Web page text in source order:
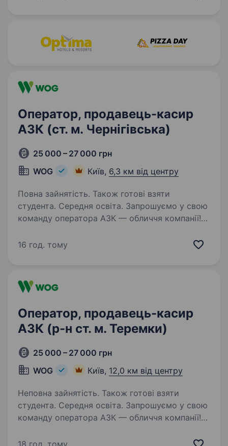
Оператор, продавець-касир
АЗК (ст. м. Чернігівська)
25 000 – 27 000 грн
WOG
Київ, 6,3 км від центру
Повна зайнятість. Також готові взяти
студента. Середня освіта. Запрошуємо у свою
команду оператора АЗК — обличчя компанії!
відкритий/а до спілкування та готовий/а
16 год. тому
Оператор, продавець-касир
АЗК (р-н ст. м. Теремки)
25 000 – 27 000 грн
WOG
Київ, 12,0 км від центру
Неповна зайнятість. Також готові взяти
студента. Середня освіта. Запрошуємо у свою
команду оператора АЗК — обличчя компанії!
відкритий/а до спілкування та готовий/а
18 год. тому